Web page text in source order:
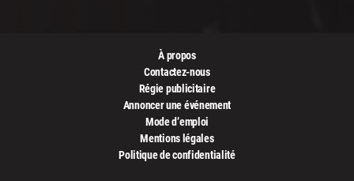
À propos
Contactez-nous
Régie publicitaire
Annoncer une événement
Mode d’emploi
Mentions légales
Politique de confidentialité